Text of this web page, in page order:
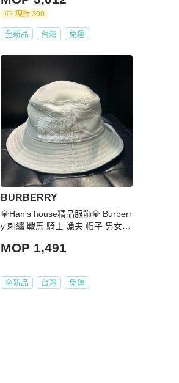
現折 200
全新品 台灣 免運
BURBERRY
💎Han's house精品服飾💎 Burberr
y 刺繡 戰馬 騎士 漁夫 帽子 男女可
MOP 1,491
全新品 台灣 免運